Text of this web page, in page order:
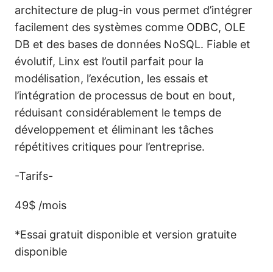
architecture de plug-in vous permet d’intégrer
facilement des systèmes comme ODBC, OLE
DB et des bases de données NoSQL. Fiable et
évolutif, Linx est l’outil parfait pour la
modélisation, l’exécution, les essais et
l’intégration de processus de bout en bout,
réduisant considérablement le temps de
développement et éliminant les tâches
répétitives critiques pour l’entreprise.
-Tarifs-
49$ /mois
*Essai gratuit disponible et version gratuite
disponible